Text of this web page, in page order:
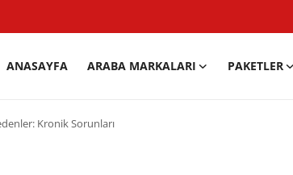
ANASAYFA ARABA MARKALARI PAKETLER
Kronik Sorunları